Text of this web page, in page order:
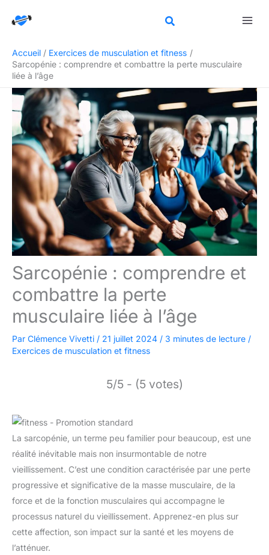
Accueil
Exercices de musculation et fitness
Sarcopénie : comprendre et combattre la perte musculaire
liée à l’âge
Sarcopénie : comprendre et
combattre la perte
musculaire liée à l’âge
Par Clémence Vivetti / 21 juillet 2024 / 3 minutes de lecture /
Exercices de musculation et fitness
5/5 - (5 votes)
La sarcopénie, un terme peu familier pour beaucoup, est une
réalité inévitable mais non insurmontable de notre
vieillissement. C’est une condition caractérisée par une perte
progressive et significative de la masse musculaire, de la
force et de la fonction musculaires qui accompagne le
processus naturel du vieillissement. Apprenez-en plus sur
cette affection, son impact sur la santé et les moyens de
l’atténuer.